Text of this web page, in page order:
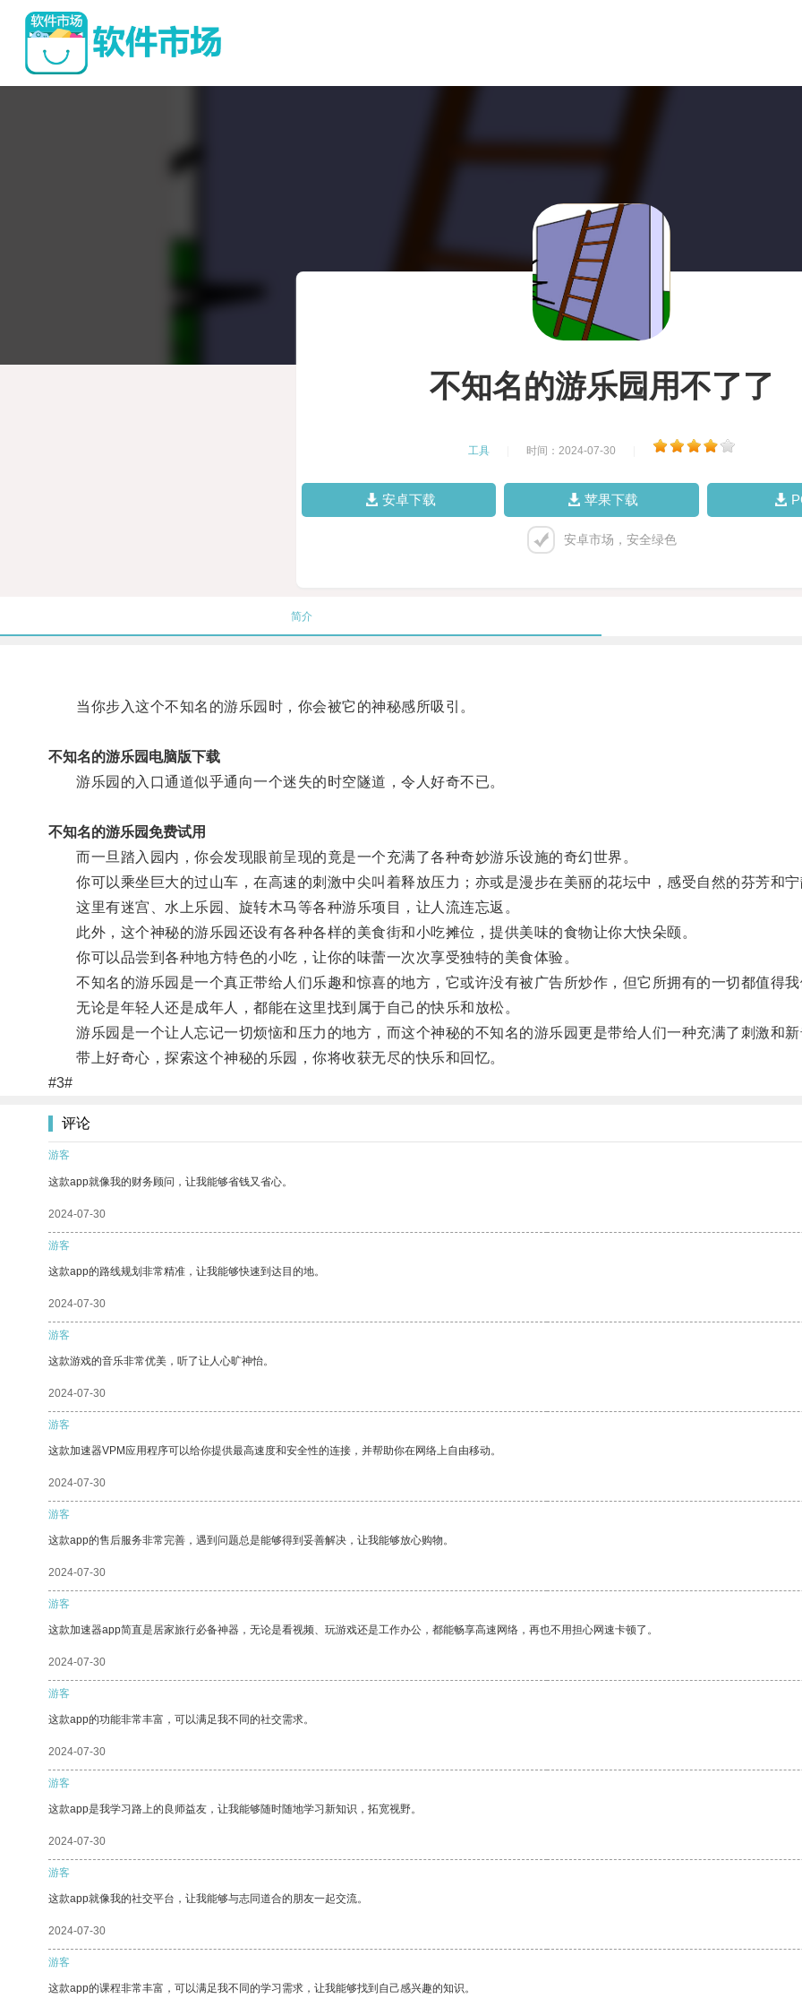
不知名的游乐园用不了了
工具 时间：2024-07-30
安卓下载 苹果下载
安卓市场，安全绿色
简介
当你步入这个不知名的游乐园时，你会被它的神秘感所吸引。
不知名的游乐园电脑版下载
游乐园的入口通道似乎通向一个迷失的时空隧道，令人好奇不已。
不知名的游乐园免费试用
而一旦踏入园内，你会发现眼前呈现的竟是一个充满了各种奇妙游乐设施的奇幻世界。
你可以乘坐巨大的过山车，在高速的刺激中尖叫着释放压力；亦或是漫步在美丽的花坛中，感受自然的芬芳和宁
这里有迷宫、水上乐园、旋转木马等各种游乐项目，让人流连忘返。
此外，这个神秘的游乐园还设有各种各样的美食街和小吃摊位，提供美味的食物让你大快朵颐。
你可以品尝到各种地方特色的小吃，让你的味蕾一次次享受独特的美食体验。
不知名的游乐园是一个真正带给人们乐趣和惊喜的地方，它或许没有被广告所炒作，但它所拥有的一切都值得我
无论是年轻人还是成年人，都能在这里找到属于自己的快乐和放松。
游乐园是一个让人忘记一切烦恼和压力的地方，而这个神秘的不知名的游乐园更是带给人们一种充满了刺激和新
带上好奇心，探索这个神秘的乐园，你将收获无尽的快乐和回忆。
#3#
评论
游客
这款app就像我的财务顾问，让我能够省钱又省心。
2024-07-30
游客
这款app的路线规划非常精准，让我能够快速到达目的地。
2024-07-30
游客
这款游戏的音乐非常优美，听了让人心旷神怡。
2024-07-30
游客
这款加速器VPM应用程序可以给你提供最高速度和安全性的连接，并帮助你在网络上自由移动。
2024-07-30
游客
这款app的售后服务非常完善，遇到问题总是能够得到妥善解决，让我能够放心购物。
2024-07-30
游客
这款加速器app简直是居家旅行必备神器，无论是看视频、玩游戏还是工作办公，都能畅享高速网络，再也不用担心网速卡顿了。
2024-07-30
游客
这款app的功能非常丰富，可以满足我不同的社交需求。
2024-07-30
游客
这款app是我学习路上的良师益友，让我能够随时随地学习新知识，拓宽视野。
2024-07-30
游客
这款app就像我的社交平台，让我能够与志同道合的朋友一起交流。
2024-07-30
游客
这款app的课程非常丰富，可以满足我不同的学习需求，让我能够找到自己感兴趣的知识。